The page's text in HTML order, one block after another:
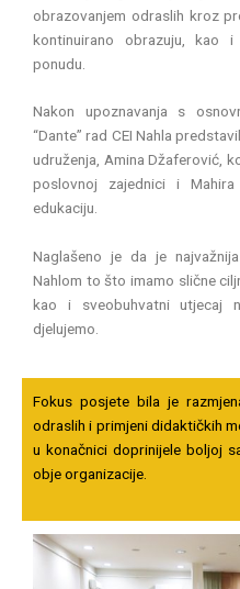
obrazovanjem odraslih kroz
kontinuirano obrazuju, kao
ponudu.
Nakon upoznavanja s
“Dante” rad CEI Nahla
udruženja, Amina Džaferović,
poslovnoj zajednici i
edukaciju.
Naglašeno je da je
Nahlom to što imamo slične
kao i sveobuhvatni utjecaj
djelujemo.
Fokus posjete bila je
odraslih i primjeni didaktičkih
u konačnici doprinijele boljoj
obje organizacije.